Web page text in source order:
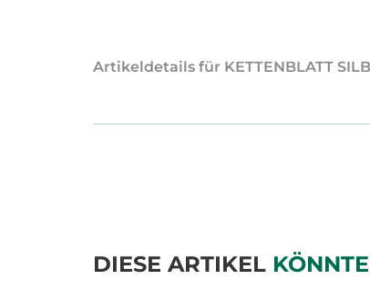
Artikeldetails für KETTENBLATT
DIESE ARTIKEL